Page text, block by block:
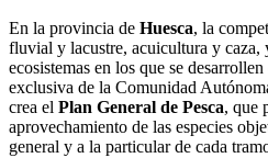
En la provincia de Huesca, la
fluvial y lacustre, acuicultura y caza,
ecosistemas en los que se
exclusiva de la Comunidad
crea el Plan General de Pesca, que
aprovechamiento de las especies
general y a la particular de cada